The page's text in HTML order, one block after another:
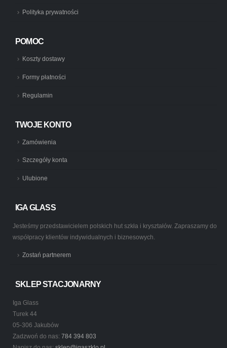
Polityka prywatności
POMOC
Koszty dostawy
Formy płatności
Regulamin
TWOJE KONTO
Zamówienia
Szczegóły konta
Ulubione
IGA GLASS
Jesteśmy przedstawicielem polskich hut szkła i kryształów. Zapraszamy do
współpracy klientów indywidualnych i biznesowych.
Zostań partnerem
SKLEP STACJONARNY
Iga Glass
Turek 44
05-306 Jakubów
Zadzwoń do nas: 784 394 803